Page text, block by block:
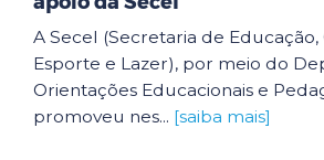
A Secel (Secretaria de
Esporte e Lazer), por meio do
Orientações Educacionais e
promoveu nes... [saiba mais]